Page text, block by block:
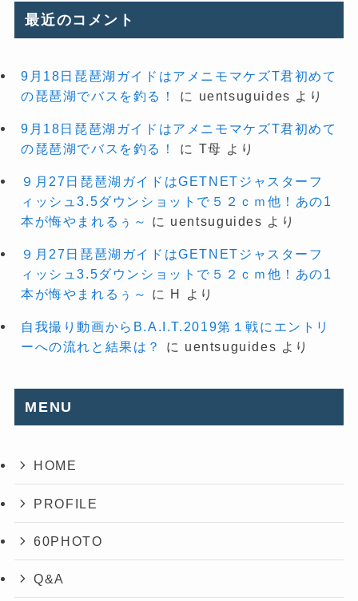
最近のコメント
9月18日琵琶湖ガイドはアメニモマケズT君初めて
の琵琶湖でバスを釣る！
に uentsuguides より
9月18日琵琶湖ガイドはアメニモマケズT君初めて
の琵琶湖でバスを釣る！
に T母 より
９月27日琵琶湖ガイドはGETNETジャスターフ
ィッシュ3.5ダウンショットで５２ｃｍ他！あの1
本が悔やまれるぅ～
に uentsuguides より
９月27日琵琶湖ガイドはGETNETジャスターフ
ィッシュ3.5ダウンショットで５２ｃｍ他！あの1
本が悔やまれるぅ～
に H より
自我撮り動画からB.A.I.T.2019第１戦にエントリ
ーへの流れと結果は？
に uentsuguides より
MENU
HOME
PROFILE
60PHOTO
Q&A